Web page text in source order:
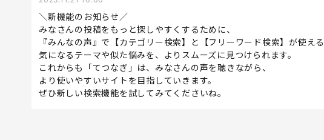
＼新機能のお知らせ／
みなさんの投稿をもっと探しやすくするために、
『みんなの声』で【カテゴリー検索】と【フリーワード検索】が使え
気になるテーマや似た悩みを、よりスムーズに見つけられます。
これからも「てつなぎ」は、みなさんの声を聴きながら、
より使いやすいサイトを目指していきます。
ぜひ新しい検索機能を試してみてくださいね。